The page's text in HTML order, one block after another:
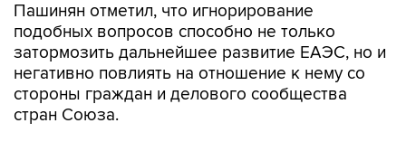
Пашинян отметил, что игнорирование
подобных вопросов способно не только
затормозить дальнейшее развитие ЕАЭС, но и
негативно повлиять на отношение к нему со
стороны граждан и делового сообщества
стран Союза.